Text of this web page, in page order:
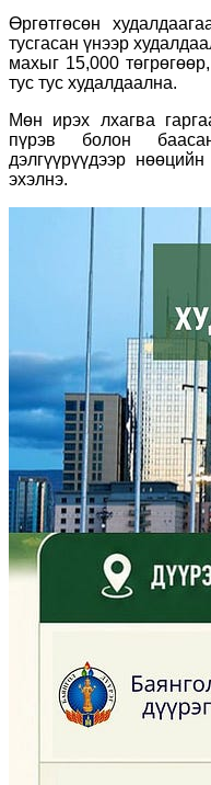
Өргөтгөсөн
тусгасан үнээр
махыг 15,000
тус тус худалдаална.
Мөн ирэх лхагва
пүрэв болон
дэлгүүрүүдээр
эхэлнэ.